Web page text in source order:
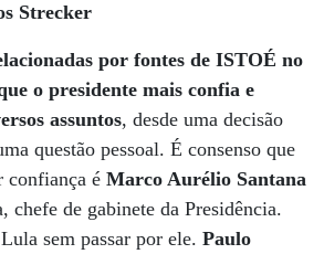
Strecker
por fontes de ISTOÉ no
o presidente mais confia e
assuntos, desde uma decisão
questão pessoal. É consenso que
confiança é Marco Aurélio Santana
chefe de gabinete da Presidência.
sem passar por ele. Paulo